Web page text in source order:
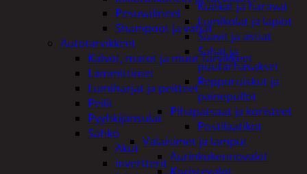
Kuokat ja haravat
Lumikolat ja lapiot
Saavit ja astiat
Sahat ja
puutarhasakset
Reppuruiskut ja
painepullot
Pihapatsaat ja koristeet
Postilaatikot
Valaisimet ja lamput
Aurinkokennovalot
Pesuvälineet
Shampoot ja vahat
Autotarvikkeet
Kalvot, matot ja muut tarvikkeet
Lämmittimet
Lumiharjat ja peitteet
Peilit
Pyyhkijänsulat
Sähkö
Akut
invertterit